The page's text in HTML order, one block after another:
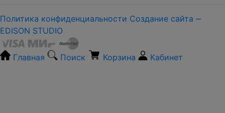
Политика конфиденциальности Создание сайта ‒
EDISON STUDIO
Главная Поиск Корзина Кабинет